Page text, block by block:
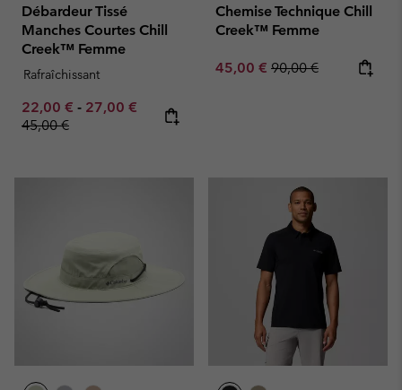
Débardeur Tissé
Manches Courtes Chill
Creek™ Femme
Rafraîchissant
Minimum sale price:
22,00 € - Maximum sale price:
27,00 € Regular price:
45,00 €
Chemise Technique Chill
Creek™ Femme
Sale price:
45,00 € Regular price:
90,00 €